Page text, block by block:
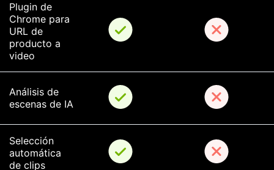
Plugin de
Chrome para
URL de
producto a
video
Análisis de
escenas de IA
Selección
automática
de clips